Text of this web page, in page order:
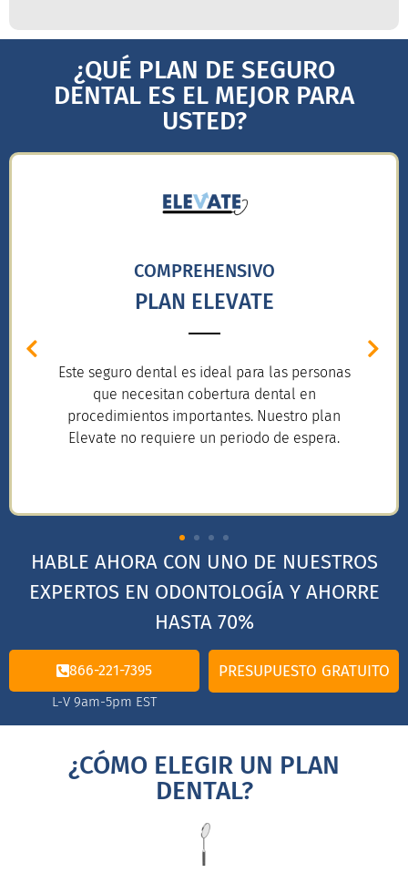
¿QUÉ PLAN DE SEGURO
DENTAL ES EL MEJOR PARA
USTED?
COMPREHENSIVO
PLAN ELEVATE
Este seguro dental es ideal para las personas
que necesitan cobertura dental en
procedimientos importantes. Nuestro plan
Elevate no requiere un periodo de espera.
HABLE AHORA CON UNO DE NUESTROS
EXPERTOS EN ODONTOLOGÍA Y AHORRE
HASTA 70%
866-221-7395
L-V 9am-5pm EST
PRESUPUESTO GRATUITO
¿CÓMO ELEGIR UN PLAN
DENTAL?